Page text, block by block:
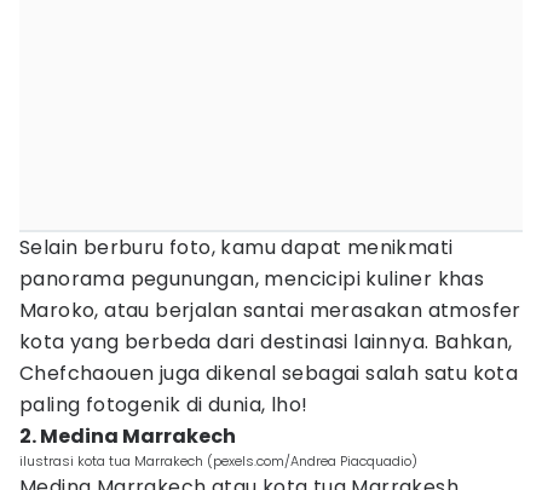
Selain berburu foto, kamu dapat menikmati
panorama pegunungan, mencicipi kuliner khas
Maroko, atau berjalan santai merasakan atmosfer
kota yang berbeda dari destinasi lainnya. Bahkan,
Chefchaouen juga dikenal sebagai salah satu kota
paling fotogenik di dunia, lho!
2. Medina Marrakech
ilustrasi kota tua Marrakech (pexels.com/Andrea Piacquadio)